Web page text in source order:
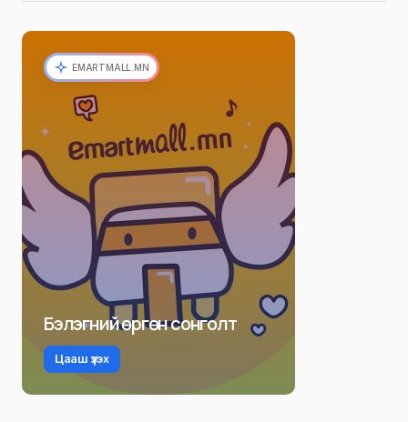
EMARTMALL.MN
Бэлэгний өргөн сонголт
Цааш үзэх